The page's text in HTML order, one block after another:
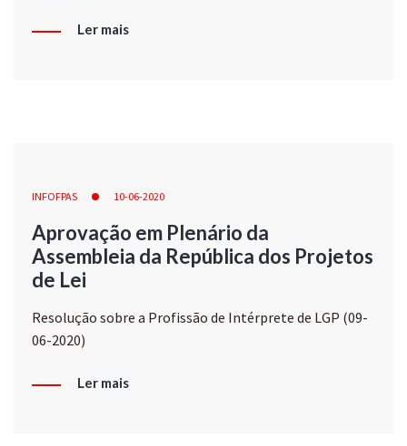
Ler mais
INFOFPAS 10-06-2020
Aprovação em Plenário da
Assembleia da República dos Projetos
de Lei
Resolução sobre a Profissão de Intérprete de LGP (09-
06-2020)
Ler mais